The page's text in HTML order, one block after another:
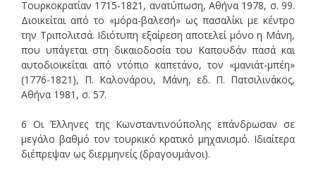
Τουρκοκρατίαν 1715-1821, ανατύπωση, Αθήνα 1978, σ. 99.
Διοικείται από το «μόρα-βαλεσή» ως πασαλίκι με κέντρο
την Τριπολιτσά. Ιδιότυπη εξαίρεση αποτελεί μόνο η Μάνη,
που υπάγεται στη δικαιοδοσία του Καπουδάν πασά και
αυτοδιοικείται από ντόπιο καπετάνο, τον «μανιάτ-μπέη»
(1776-1821), Π. Καλονάρου, Μάνη, εδ. Π. Πατσιλινάκος,
Αθήνα 1981, σ. 57.
6 Οι Έλληνες της Κωνσταντινούπολης επάνδρωσαν σε
μεγάλο βαθμό τον τουρκικό κρατικό μηχανισμό. Ιδιαίτερα
διέπρεψαν ως διερμηνείς (δραγουμάνοι).